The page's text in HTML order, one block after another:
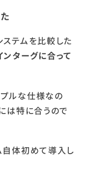
テムを比較した
ターグに合って
ルな仕様なの
は特に合うので
自体初めて導入し